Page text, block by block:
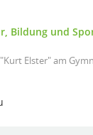
Bildung und
Elster" am